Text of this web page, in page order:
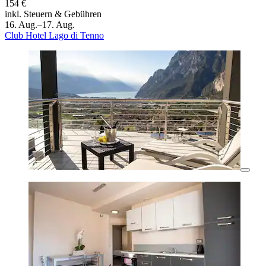
154 €
inkl. Steuern & Gebühren
16. Aug.–17. Aug.
Club Hotel Lago di Tenno